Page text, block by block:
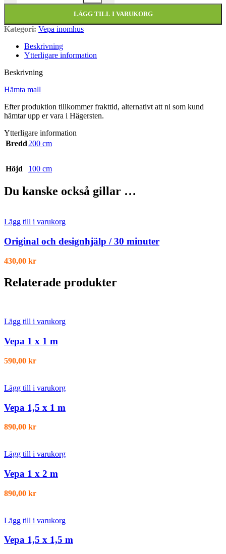
LÄGG TILL I VARUKORG
Kategori: Vepa inomhus
Beskrivning
Ytterligare information
Beskrivning
Hämta mall
Efter produktion tillkommer frakttid, alternativt att ni som kund
hämtar upp er vara i Hägersten.
Ytterligare information
Bredd 200 cm
Höjd 100 cm
Du kanske också gillar …
Lägg till i varukorg
Original och designhjälp / 30 minuter
430,00 kr
Relaterade produkter
Lägg till i varukorg
Vepa 1 x 1 m
590,00 kr
Lägg till i varukorg
Vepa 1,5 x 1 m
890,00 kr
Lägg till i varukorg
Vepa 1 x 2 m
890,00 kr
Lägg till i varukorg
Vepa 1,5 x 1,5 m